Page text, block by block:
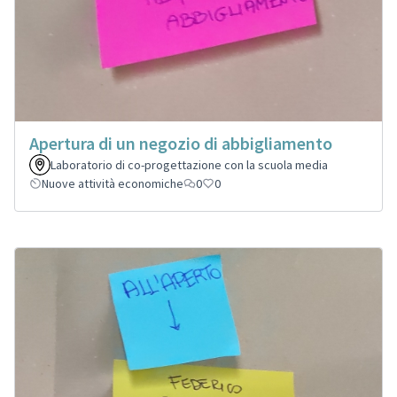
Apertura di un negozio di abbigliamento
Laboratorio di co-progettazione con la scuola media
Nuove attività economiche
0 0